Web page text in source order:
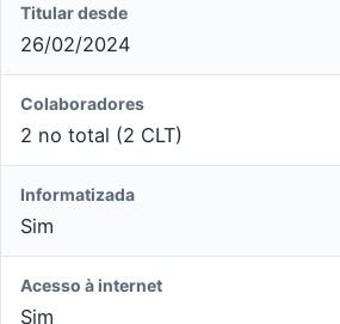
Titular desde
26/02/2024
Colaboradores
2 no total (2 CLT)
Informatizada
Sim
Acesso à internet
Sim